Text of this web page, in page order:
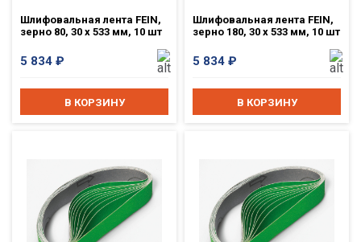
Шлифовальная лента FEIN,
зерно 80, 30 x 533 мм, 10 шт
5 834 ₽
В КОРЗИНУ
Шлифовальная лента FEIN,
зерно 180, 30 x 533 мм, 10 шт
5 834 ₽
В КОРЗИНУ